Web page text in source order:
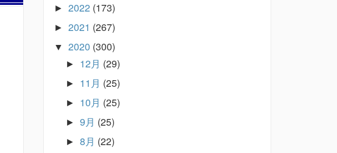
► 2022 (173)
► 2021 (267)
▼ 2020 (300)
► 12月 (29)
► 11月 (25)
► 10月 (25)
► 9月 (25)
► 8月 (22)